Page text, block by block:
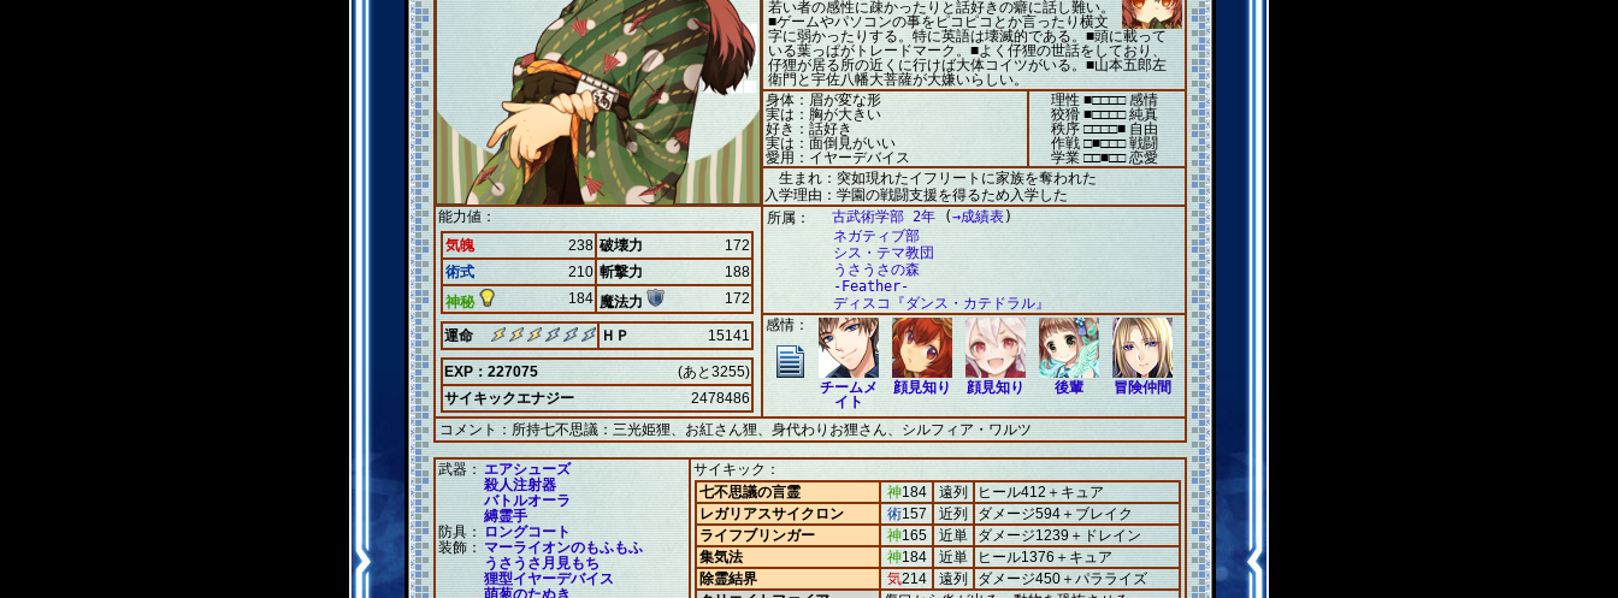
若い者の感性に疎かったりと話好きの癖に話し難い。
■ゲームやパソコンの事をピコピコとか言ったり横文
字に弱かったりする。特に英語は壊滅的である。■頭に載って
いる葉っぱがトレードマーク。■よく仔狸の世話をしており、
仔狸が居る所の近くに行けば大体コイツがいる。■山本五郎左
衛門と宇佐八幡大菩薩が大嫌いらしい。
身体：眉が変な形
実は：胸が大きい
好き：話好き
実は：面倒見がいい
愛用：イヤーデバイス
理性 ■□□□□ 感情
狡猾 ■□□□□ 純真
秩序 □□□□■ 自由
作戦 □■□□□ 戦闘
学業 □□■□□ 恋愛
生まれ：突如現れたイフリートに家族を奪われた
入学理由：学園の戦闘支援を得るため入学した
能力値：
気魄
238 破壊力
172
術式
210 斬撃力
188
神秘
184 魔法力 172
運命 ＨＰ 15141
EXP：227075
(あと3255)
サイキックエナジー
2478486
所属： 古武術学部 2年 (→成績表)
ネガティブ部
シス・テマ教団
うさうさの森
-Feather-
ディスコ『ダンス・カテドラル』
感情：
チームメ
イト
顔見知り 顔見知り 後輩 冒険仲間
コメント： 所持七不思議：三光姫狸、お紅さん狸、身代わりお狸さん、シルフィア・ワルツ
武器： エアシューズ
殺人注射器
バトルオーラ
縛霊手
防具：ロングコート
装飾： マーライオンのもふもふ
うさうさ月見もち
狸型イヤーデバイス
萌葱のたぬき
サイキック：
七不思議の言霊
神184 遠列
ヒール412＋キュア
レガリアスサイクロン
術157 近列
ダメージ594＋ブレイク
ライフブリンガー
神165 近単
ダメージ1239＋ドレイン
集気法
神184 近単
ヒール1376＋キュア
除霊結界
気214 遠列
ダメージ450＋パラライズ